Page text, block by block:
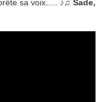
sa voix..... ♪♫Sade,